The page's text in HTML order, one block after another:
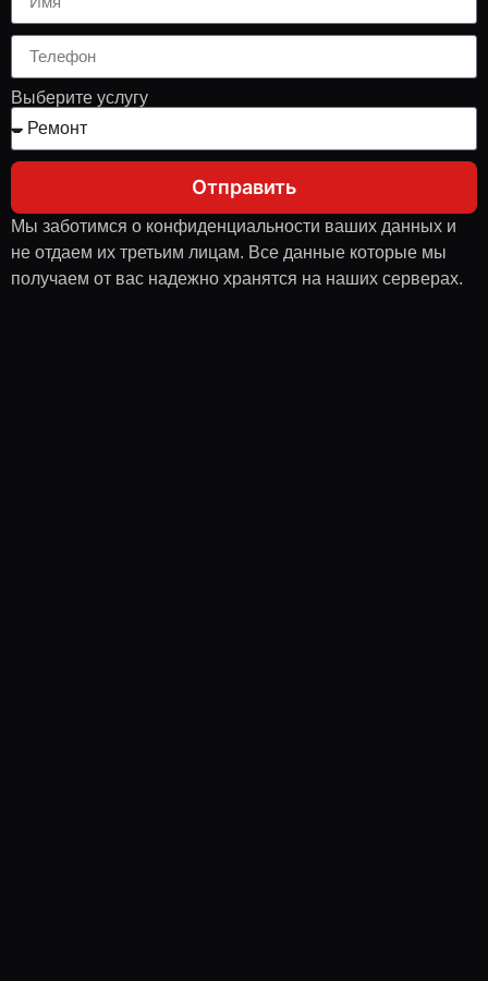
Выберите услугу
Отправить
Мы заботимся о конфиденциальности ваших данных и
не отдаем их третьим лицам. Все данные которые мы
получаем от вас надежно хранятся на наших серверах.